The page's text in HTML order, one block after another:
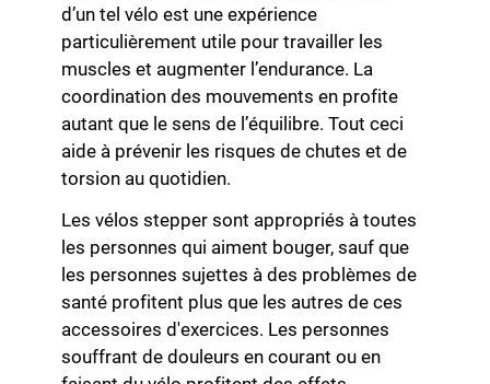
d’un tel vélo est une expérience
particulièrement utile pour travailler les
muscles et augmenter l’endurance. La
coordination des mouvements en profite
autant que le sens de l’équilibre. Tout ceci
aide à prévenir les risques de chutes et de
torsion au quotidien.
Les vélos stepper sont appropriés à toutes
les personnes qui aiment bouger, sauf que
les personnes sujettes à des problèmes de
santé profitent plus que les autres de ces
accessoires d'exercices. Les personnes
souffrant de douleurs en courant ou en